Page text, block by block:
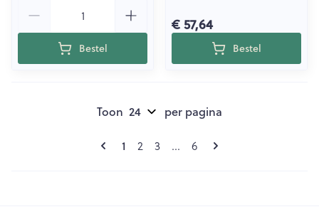
Bestel
€ 57,64
Bestel
Pagina's
U lees momenteel pagina
1 Pagina
2 Pagina
3 ... Pagina
6
Toon per pagina